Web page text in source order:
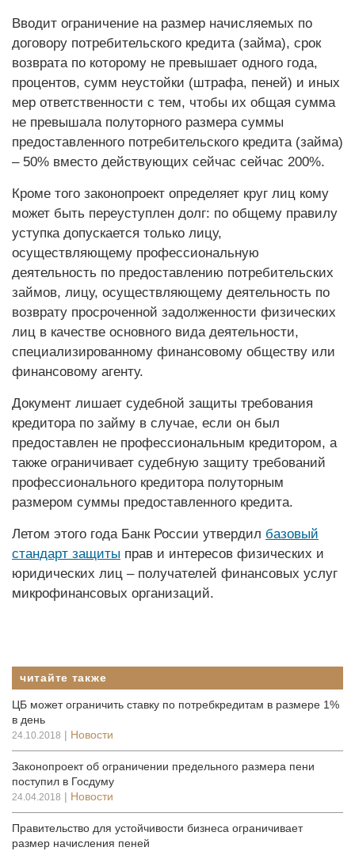
Вводит ограничение на размер начисляемых по
договору потребительского кредита (займа), срок
возврата по которому не превышает одного года,
процентов, сумм неустойки (штрафа, пеней) и иных
мер ответственности с тем, чтобы их общая сумма
не превышала полуторного размера суммы
предоставленного потребительского кредита (займа)
– 50% вместо действующих сейчас сейчас 200%.
Кроме того законопроект определяет круг лиц кому
может быть переуступлен долг: по общему правилу
уступка допускается только лицу,
осуществляющему профессиональную
деятельность по предоставлению потребительских
займов, лицу, осуществляющему деятельность по
возврату просроченной задолженности физических
лиц в качестве основного вида деятельности,
специализированному финансовому обществу или
финансовому агенту.
Документ лишает судебной защиты требования
кредитора по займу в случае, если он был
предоставлен не профессиональным кредитором, а
также ограничивает судебную защиту требований
профессионального кредитора полуторным
размером суммы предоставленного кредита.
Летом этого года Банк России утвердил базовый
стандарт защиты прав и интересов физических и
юридических лиц – получателей финансовых услуг
микрофинансовых организаций.
читайте также
ЦБ может ограничить ставку по потребкредитам в размере 1%
в день
24.10.2018 | Новости
Законопроект об ограничении предельного размера пени
поступил в Госдуму
24.04.2018 | Новости
Правительство для устойчивости бизнеса ограничивает
размер начисления пеней